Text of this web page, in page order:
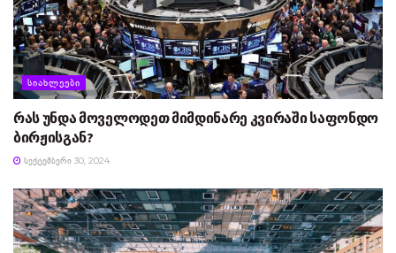
ᲡᲘᲐᲮᲚᲔᲔᲑᲘ
რას უნდა მოველოდეთ მიმდინარე კვირაში საფონდო
ბირჟისგან?
ᲡᲔᲥᲢᲔᲛᲑᲔᲠᲘ 30, 2024